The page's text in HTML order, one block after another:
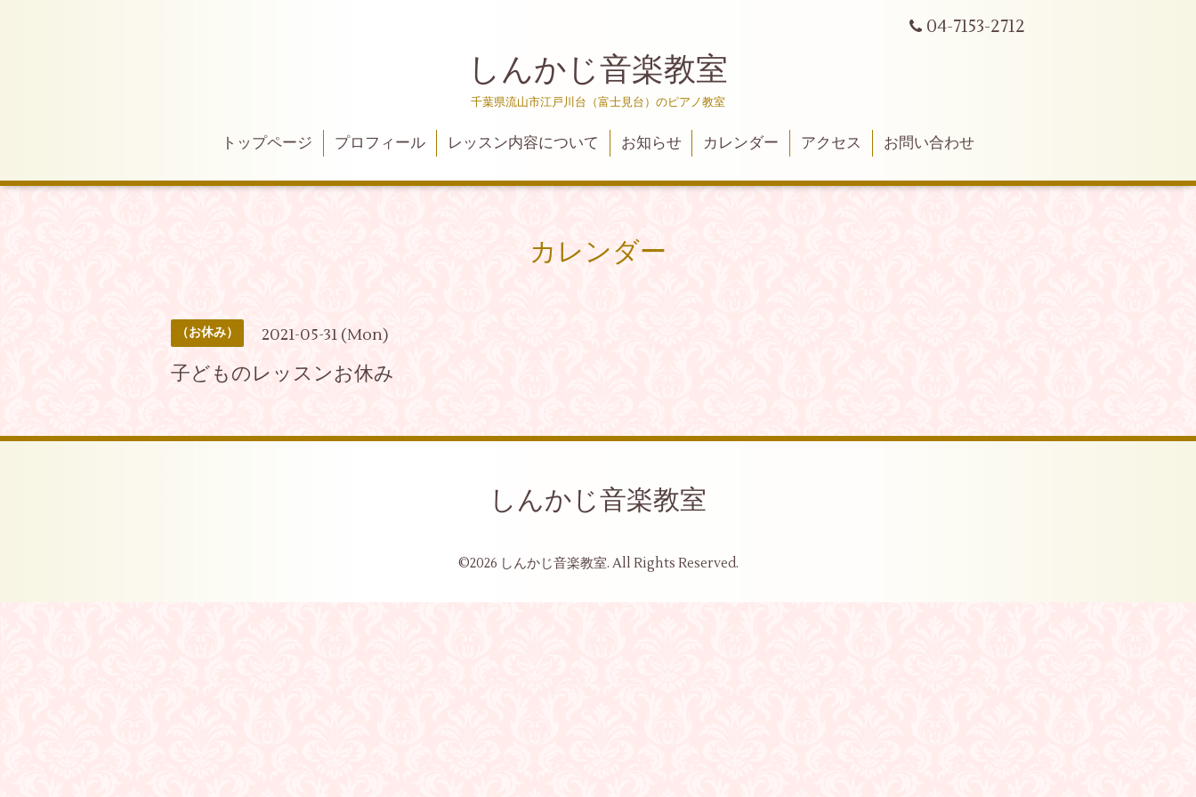
04-7153-2712
しんかじ音楽教室
千葉県流山市江戸川台（富士見台）のピアノ教室
トップページ プロフィール レッスン内容について お知らせ カレンダー アクセス お問い合わせ
カレンダー
（お休み） 2021-05-31 (Mon)
子どものレッスンお休み
しんかじ音楽教室
©2026 しんかじ音楽教室. All Rights Reserved.